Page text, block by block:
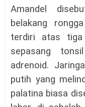
Amandel
belakang
terdiri atas tiga
sepasang
adrenoid.
putih yang
palatina biasa